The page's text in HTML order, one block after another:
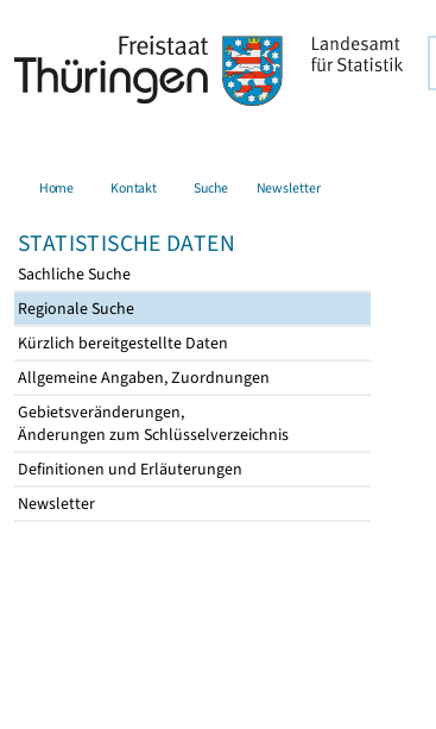
Home Kontakt Suche Newsletter
STATISTISCHE DATEN
Sachliche Suche
Regionale Suche
Kürzlich bereitgestellte Daten
Allgemeine Angaben, Zuordnungen
Gebietsveränderungen,
Änderungen zum Schlüsselverzeichnis
Definitionen und Erläuterungen
Newsletter